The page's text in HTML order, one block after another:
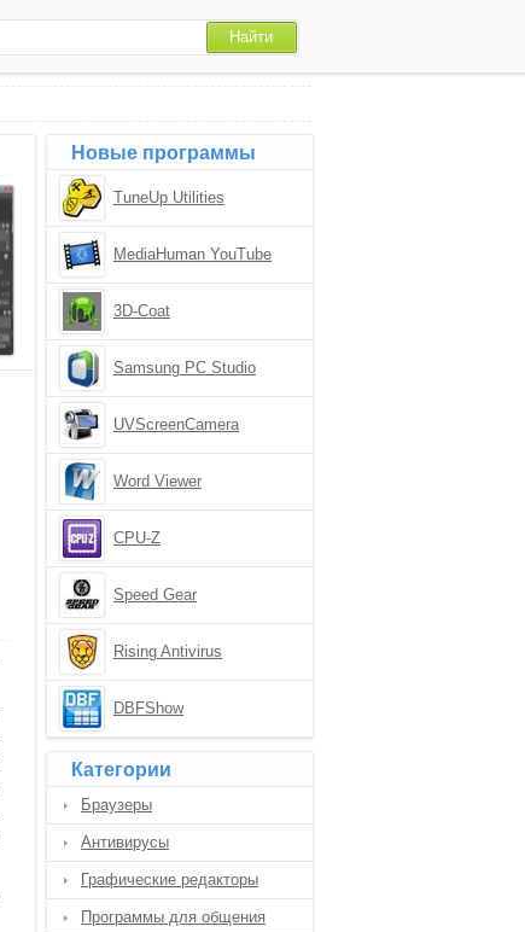
Новые программы
TuneUp Utilities
MediaHuman YouTube
3D-Coat
Samsung PC Studio
UVScreenCamera
Word Viewer
CPU-Z
Speed Gear
Rising Antivirus
DBFShow
Категории
Браузеры
Антивирусы
Графические редакторы
Программы для общения